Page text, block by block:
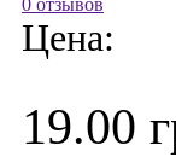
Цена:
19.00